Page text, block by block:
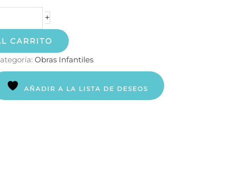
+
CARRITO
Obras Infantiles
AÑADIR A LA LISTA DE DESEOS